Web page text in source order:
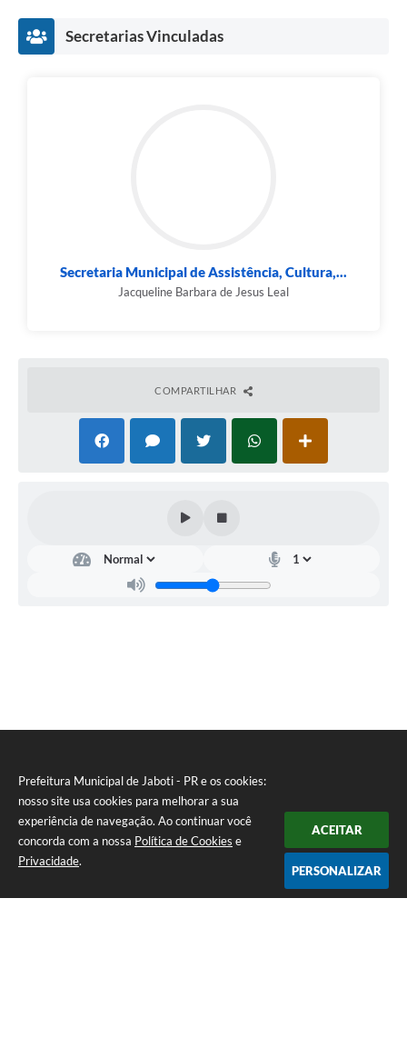
Prefeitura Municipal de Jaboti - PR e os cookies:
nosso site usa cookies para melhorar a sua
experiência de navegação. Ao continuar você
concorda com a nossa Política de Cookies e
Privacidade.
ACEITAR
PERSONALIZAR
Secretarias Vinculadas
Secretaria Municipal de Assistência, Cultura,...
Jacqueline Barbara de Jesus Leal
COMPARTILHAR